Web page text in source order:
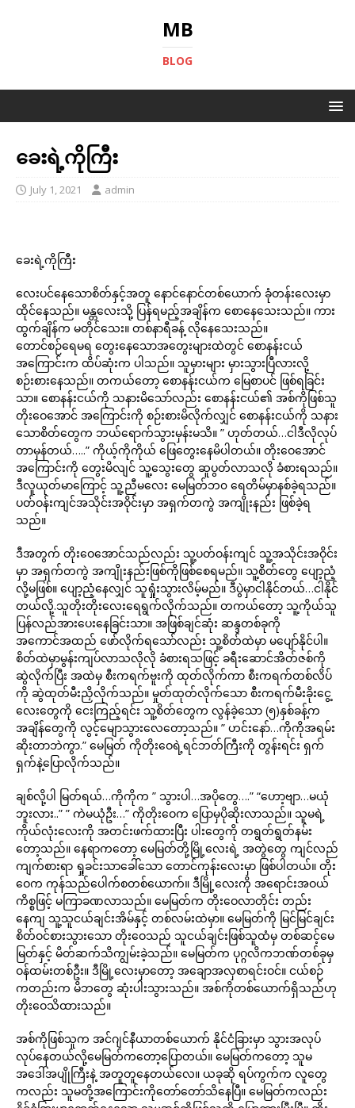
MB
BLOG
ခေးရဲ့ကိုကြီး
July 1, 2021 admin
ခေးရဲ့ကိုကြီး
လေးပင်နေသောစိတ်နှင့်အတူ နောင်နောင်တစ်ယောက် ခုံတန်းလေးမှာ
ထိုင်နေသည်။ မန္တလေးသို့ ပြန်ရမည့်အချိန်က စောနေသေးသည်။ ကား
ထွက်ချိန်က မတိုင်သေး။ တစ်နာရီခန့် လိုနေသေးသည်။
တောင်စဉ်ရေမရ တွေးနေသောအတွေးများထဲတွင် စောနန်းငယ်
အကြောင်းက ထိပ်ဆုံးက ပါသည်။ သူမှားများ မှားသွားပြီလားလို့
စဉ်းစားနေသည်။ တကယ်တော့ စောနန်းငယ်က မြေစာပင် ဖြစ်ရခြင်း
သာ။ စောနန်းငယ်ကို သနားမိသော်လည်း စောနန်းငယ်၏ အစ်ကိုဖြစ်သူ
တိုးဝေအောင် အကြောင်းကို စဉ်းစားမိလိုက်လျှင် စောနန်းငယ်ကို သနား
သောစိတ်တွေက ဘယ်ရောက်သွားမှန်းမသိ။ ” ဟုတ်တယ်…ငါဒီလိုလုပ်
တာမှန်တယ်…..” ကိုယ့်ကိုကိုယ် ဖြေတွေးနေမိပါတယ်။ တိုးဝေအောင်
အကြောင်းကို တွေးမိလျင် သူ့သွေးတွေ ဆူပွတ်လာသလို ခံစားရသည်။
ဒီလူယုတ်မာကြောင့် သူ့ညီမလေး မေမြတ်ဘ၀ ရေတိမ်မှာနစ်ခဲ့ရသည်။
ပတ်ဝန်းကျင်အသိုင်းအဝိုင်းမှာ အရှက်တကွဲ အကျိုးနည်း ဖြစ်ခဲ့ရ
သည်။
ဒီအတွက် တိုးဝေအောင်သည်လည်း သူ့ပတ်ဝန်းကျင် သူ့အသိုင်းအဝိုင်း
မှာ အရှက်တကွဲ အကျိုးနည်းဖြစ်ကိုဖြစ်စေရမည်။ သူ့စိတ်တွေ ပျော့ညံ့
လို့မဖြစ်။ ပျော့ညံ့နေလျှင် သူရှုံးသွားလိမ့်မည်။ ဒီပွဲမှာငါနိုင်တယ်…ငါနိုင်
တယ်လို့.သူတိုးတိုးလေးရေရွက်လိုက်သည်။ တကယ်တော့ သူ့ကိုယ်သူ
ပြန်လည်အားပေးနေခြင်းသာ။ အဖြစ်ချင်ဆုံး ဆန္ဒတစ်ခုကို
အကောင်အထည် ဖော်လိုက်ရသော်လည်း သူ့စိတ်ထဲမှာ မပျော်နိုင်ပါ။
စိတ်ထဲမှာမွန်းကျပ်လာသလိုလို ခံစားရသဖြင့် ခရီးဆောင်အိတ်ဇစ်ကို
ဆွဲလိုက်ပြီး အထဲမှ စီးကရက်ဗူးကို ထုတ်လိုက်ကာ စီးကရက်တစ်လိပ်
ကို ဆွဲထုတ်မီးညှိလိုက်သည်။ မှုတ်ထုတ်လိုက်သော စီးကရက်မီးခိုးငွေ့
လေးတွေကို ငေးကြည့်ရင်း သူ့စိတ်တွေက လွန်ခဲ့သော (၅)နှစ်ခန့်က
အချိန်တွေကို လွင့်မျောသွားလေတော့သည်။ ” ဟင်းနော်…ကိုကိုအရမ်း
ဆိုးတာဘဲကွာ.” မေမြတ် ကိုတိုးဝေရဲ့ရင်ဘတ်ကြီးကို တွန်းရင်း ရှက်
ရှက်နဲ့ပြောလိုက်သည်။
ချစ်လို့ပါ မြတ်ရယ်…ကိုကိုက ” သွားပါ…အပိုတွေ….” “ဟော့ဗျာ…မယုံ
ဘူးလား..” ” ကဲမယုံဦး…” ကိုတိုးဝေက ပြောမှပိုဆိုးလာသည်။ သူမရဲ့
ကိုယ်လုံးလေးကို အတင်းဖက်ထားပြီး ပါးတွေကို တရွတ်ရွတ်နမ်း
တော့သည်။ နေရာကတော့ မေမြတ်တို့မြို့လေးရဲ့ အတွဲတွေ ကျင်လည်
ကျက်စားရာ ရှုခင်းသာခေါ်သော တောင်ကုန်းလေးမှာ ဖြစ်ပါတယ်။ တိုး
ဝေက ကုန်သည်ပေါက်စတစ်ယောက်။ ဒီမြို့လေးကို အရောင်းအဝယ်
ကိစ္စဖြင့် မကြာခဏလာသည်။ မေမြတ်က တိုးဝေလာတိုင်း တည်း
နေကျ သူ့သူငယ်ချင်းအိမ်နှင့် တစ်လမ်းထဲမှာ။ မေမြတ်ကို မြင်မြင်ချင်း
စိတ်ဝင်စားသွားသော တိုးဝေသည် သူငယ်ချင်းဖြစ်သူထံမှ တစ်ဆင့်မေ
မြတ်နှင့် မိတ်ဆက်သိကျွမ်းခဲ့သည်။ မေမြတ်က ပုဂ္ဂလိကဘဏ်တစ်ခုမှ
ဝန်ထမ်းတစ်ဦး။ ဒီမြို့လေးမှာတော့ အချောအလှစာရင်းဝင်။ ငယ်စဉ်
ကတည်းက မိဘတွေ ဆုံးပါးသွားသည်။ အစ်ကိုတစ်ယောက်ရှိသည်ဟု
တိုးဝေသိထားသည်။
အစ်ကိုဖြစ်သူက အင်ဂျင်နီယာတစ်ယောက် နိုင်ငံခြားမှာ သွားအလုပ်
လုပ်နေတယ်လို့မေမြတ်ကတော့ပြောတယ်။ မေမြတ်ကတော့ သူမ
အဒေါ်အပျိုကြီးနဲ့ အတူတူနေတယ်လေ။ ယခုဆို ရပ်ကွက်က လူတွေ
ကလည်း သူမတို့အကြောင်းကိုတော်တော်သိနေပြီ။ မေမြတ်ကလည်း